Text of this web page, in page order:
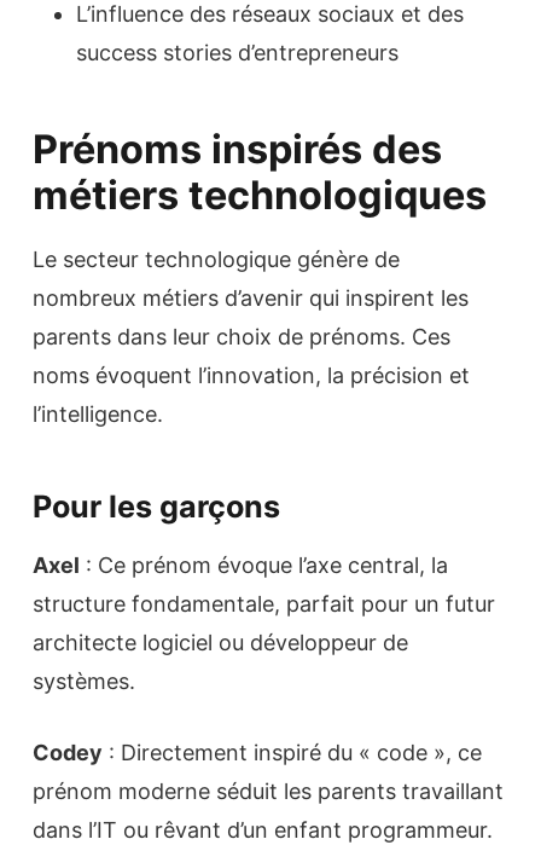
L’influence des réseaux sociaux et des
success stories d’entrepreneurs
Prénoms inspirés des
métiers technologiques
Le secteur technologique génère de
nombreux métiers d’avenir qui inspirent les
parents dans leur choix de prénoms. Ces
noms évoquent l’innovation, la précision et
l’intelligence.
Pour les garçons
Axel : Ce prénom évoque l’axe central, la
structure fondamentale, parfait pour un futur
architecte logiciel ou développeur de
systèmes.
Codey : Directement inspiré du « code », ce
prénom moderne séduit les parents travaillant
dans l’IT ou rêvant d’un enfant programmeur.